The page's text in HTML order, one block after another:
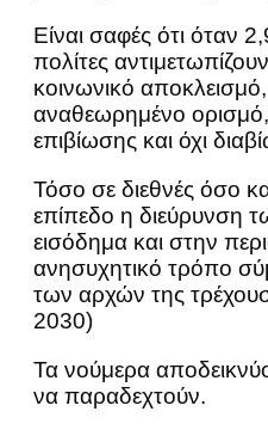
Είναι σαφές ότι όταν
πολίτες
κοινωνικό
αναθεωρημένο ορισμό,
επιβίωσης και όχι
Τόσο σε διεθνές όσο
επίπεδο η διεύρυνση
εισόδημα και στην
ανησυχητικό τρόπο
των αρχών της
2030)
Τα νούμερα
να παραδεχτούν.